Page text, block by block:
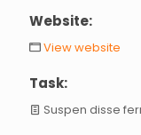
Website:
View website
Task:
Suspen disse